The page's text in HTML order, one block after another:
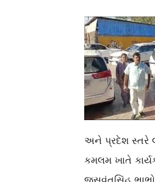
અને પ્રદેશ સ્તરે
કમલમ ખાતે